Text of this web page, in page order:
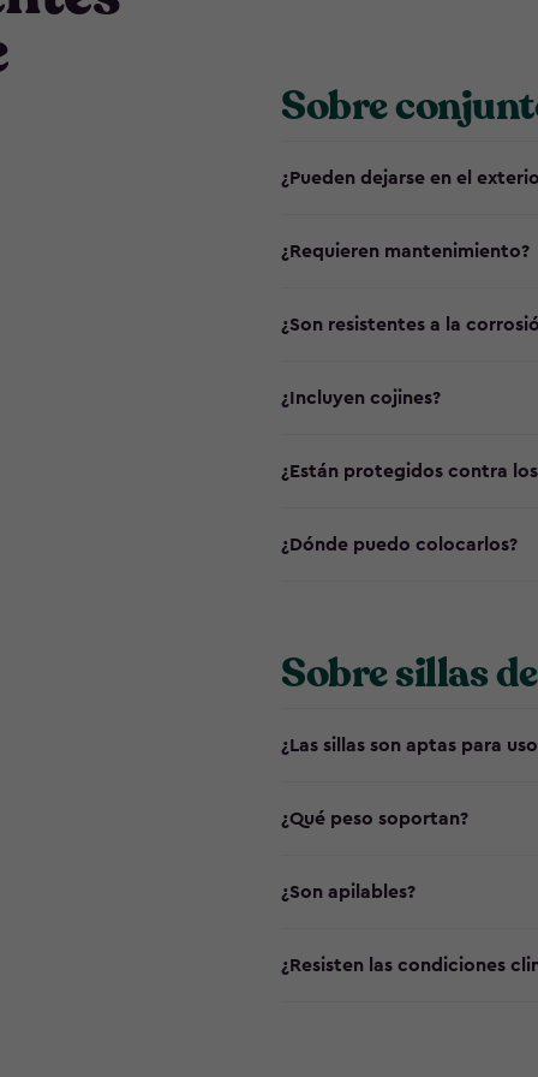
Sobre
¿Pueden dejarse en el
¿Requieren mantenimiento?
¿Son resistentes a la
¿Incluyen cojines?
¿Están protegidos contra los
¿Dónde puedo colocarlos?
Sobre sillas
¿Las sillas son aptas para
¿Qué peso soportan?
¿Son apilables?
¿Resisten las condiciones